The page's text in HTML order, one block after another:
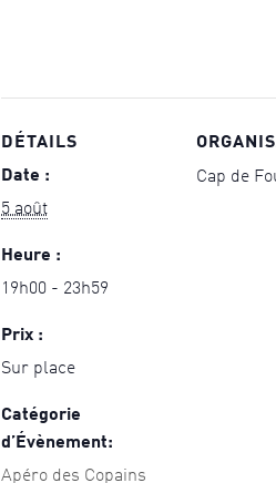
DÉTAILS
Date :
5 août
Heure :
19h00 - 23h59
Prix :
Sur place
Catégorie
d’Évènement:
Apéro des Copains
Cap de